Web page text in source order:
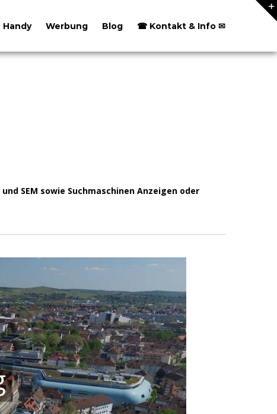
Handy Werbung Blog ☎ Kontakt & Info ✉
SEM sowie Suchmaschinen Anzeigen oder